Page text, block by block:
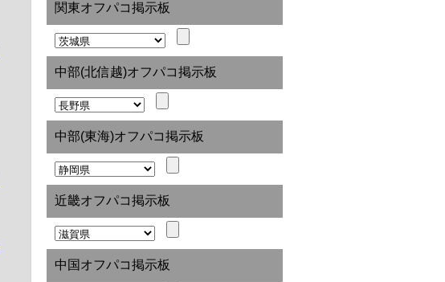
関東オフパコ掲示板
中部(北信越)オフパコ掲示板
中部(東海)オフパコ掲示板
近畿オフパコ掲示板
中国オフパコ掲示板